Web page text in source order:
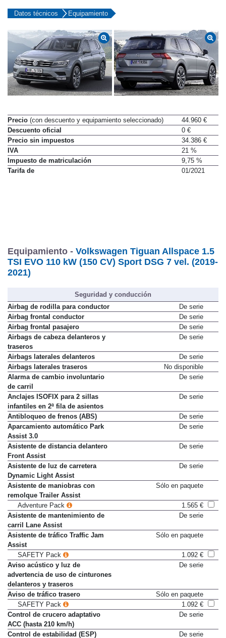
Precio(con descuento y equipamiento seleccionado)
44.960 €
Descuento oficial
0 €
Precio sin impuestos
34.386 €
IVA
21 %
Impuesto de matriculación
9,75 %
Equipamiento -Volkswagen Tiguan Allspace 1.5
TSI EVO 110 kW (150 CV) Sport DSG 7 vel. (2019-
2021)
Seguridad y conducción
Airbag de rodilla para conductor
De serie
Airbag frontal conductor
De serie
Airbag frontal pasajero
De serie
Airbags de cabeza delanteros y
traseros
Airbags laterales delanteros
De serie
Airbags laterales traseros
No disponible
Alarma de cambio involuntario
de carril
Anclajes ISOFIX para 2 sillas
infantiles en 2ª fila de asientos
Antibloqueo de frenos (ABS)
De serie
Aparcamiento automático Park
Assist 3.0
Asistente de distancia delantero
Front Assist
Asistente de luz de carretera
Dynamic Light Assist
Asistente de maniobras con
remolque Trailer Assist
Adventure Pack
1.565 €
Asistente de mantenimiento de
carril Lane Assist
Asistente de tráfico Traffic Jam
Assist
SAFETY Pack
1.092 €
Aviso acústico y luz de
advertencia de uso de cinturones
delanteros y traseros
Aviso de tráfico trasero
Sólo en paquete
SAFETY Pack
1.092 €
Control de crucero adaptativo
ACC (hasta 210 km/h)